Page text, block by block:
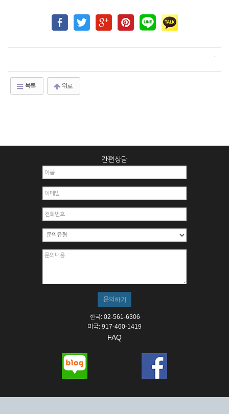
목록 위로
간편상담
한국: 02-561-6306
미국: 917-460-1419
FAQ